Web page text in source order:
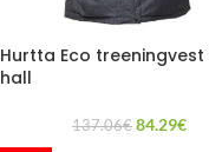
Hurtta Eco treeningvest
hall
137.06€ 84.29€